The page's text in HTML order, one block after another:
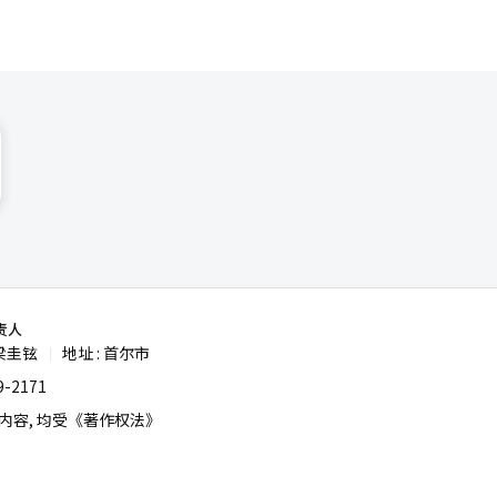
人
圭铉
地址 : 首尔市
2171
容, 均受《著作权法》